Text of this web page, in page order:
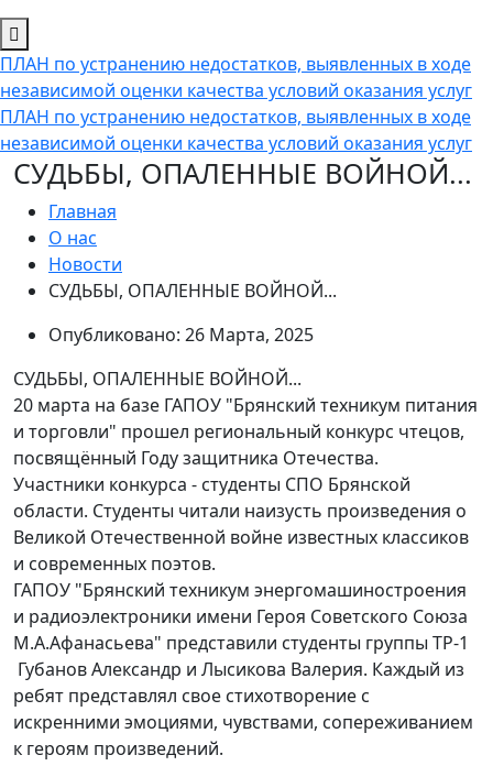
ПЛАН по устранению недостатков, выявленных в ходе
независимой оценки качества условий оказания услуг
ПЛАН по устранению недостатков, выявленных в ходе
независимой оценки качества условий оказания услуг
СУДЬБЫ, ОПАЛЕННЫЕ ВОЙНОЙ...
Главная
О нас
Новости
СУДЬБЫ, ОПАЛЕННЫЕ ВОЙНОЙ...
Опубликовано: 26 Марта, 2025
СУДЬБЫ, ОПАЛЕННЫЕ ВОЙНОЙ...
20 марта на базе ГАПОУ "Брянский техникум питания
и торговли" прошел региональный конкурс чтецов,
посвящённый Году защитника Отечества.
Участники конкурса - студенты СПО Брянской
области. Студенты читали наизусть произведения о
Великой Отечественной войне известных классиков
и современных поэтов.
ГАПОУ "Брянский техникум энергомашиностроения
и радиоэлектроники имени Героя Советского Союза
М.А.Афанасьева" представили студенты группы ТР-1
Губанов Александр и Лысикова Валерия. Каждый из
ребят представлял свое стихотворение с
искренними эмоциями, чувствами, сопереживанием
к героям произведений.